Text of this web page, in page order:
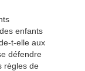
enfants
t-elle aux
défendre
règles de